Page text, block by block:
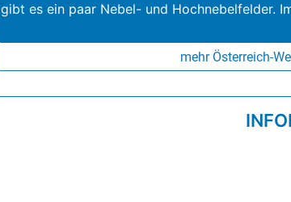
gibt es ein paar Nebel- und Hochnebelfelder.
mehr Österreich-